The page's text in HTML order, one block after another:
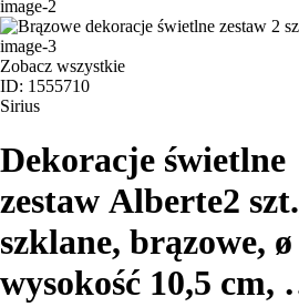
Zobacz wszystkie
ID: 1555710
Sirius
Dekoracje świetlne
zestaw Alberte2
szklane, brązowe,
wysokość 10,5 cm,